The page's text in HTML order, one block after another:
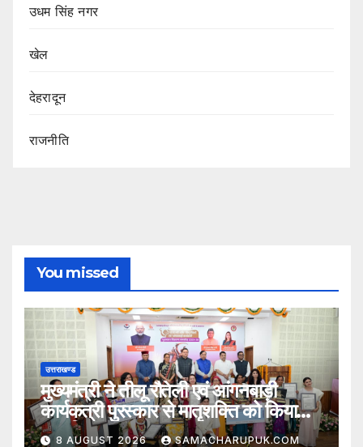
उधम सिंह नगर
खेल
देहरादून
राजनीति
You missed
उत्तराखण्ड
मुख्यमंत्री ने तीलू रौतेली एवं आंगनबाड़ी
कार्यकत्री पुरस्कार से मातृशक्ति को किया
सम्मानित
8 AUGUST 2026 SAMACHARUPUK.COM